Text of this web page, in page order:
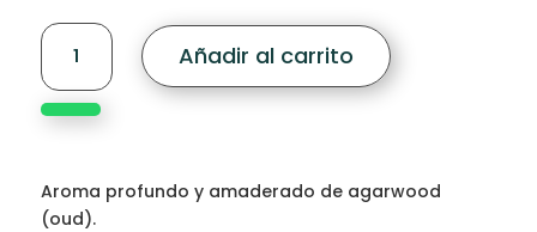
Mystic
Oud
cantidad
Añadir al carrito
Aroma profundo y amaderado de agarwood
(oud).